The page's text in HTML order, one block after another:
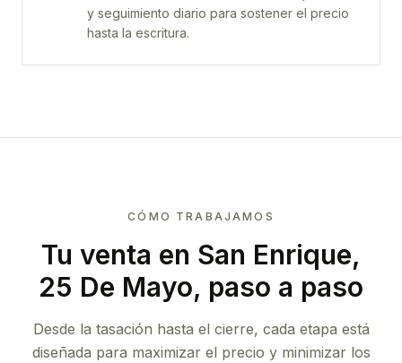
y seguimiento diario para sostener el precio
hasta la escritura.
CÓMO TRABAJAMOS
Tu venta en San Enrique,
25 De Mayo, paso a paso
Desde la tasación hasta el cierre, cada etapa está
diseñada para maximizar el precio y minimizar los